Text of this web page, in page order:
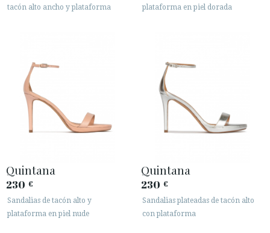
tacón alto ancho y plataforma
plataforma en piel dorada
Quintana
230 €
Sandalias de tacón alto y
plataforma en piel nude
Quintana
230 €
Sandalias plateadas de tacón alto
con plataforma